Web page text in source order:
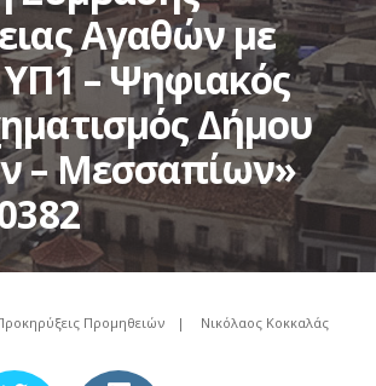
Αγαθών με
ΥΠ1 – Ψηφιακός
Δήμου
– Μεσσαπίων»
Προμηθειών | Νικόλαος Κοκκαλάς